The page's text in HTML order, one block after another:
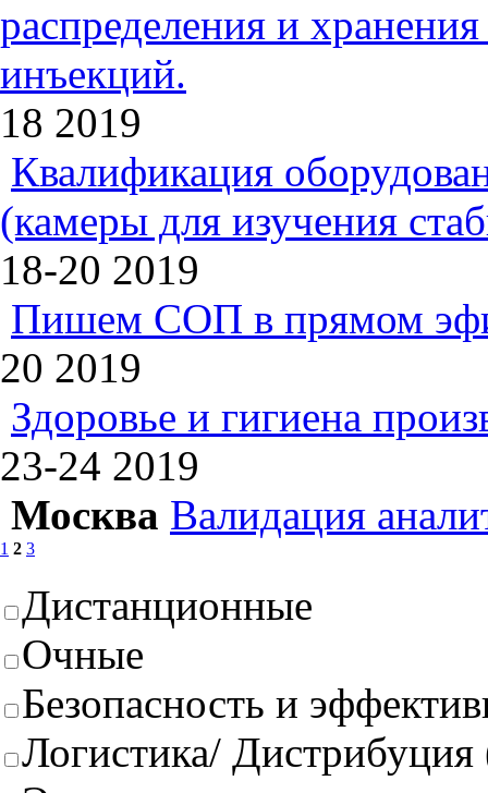
распределения и
инъекций.
18 2019
Квалификация
(камеры для изучения
18-20 2019
Пишем СОП в прямом
20 2019
Здоровье и гигиена
23-24 2019
Москва Валидация
1 2 3
Дистанционные
Очные
Безопасность и
Логистика/